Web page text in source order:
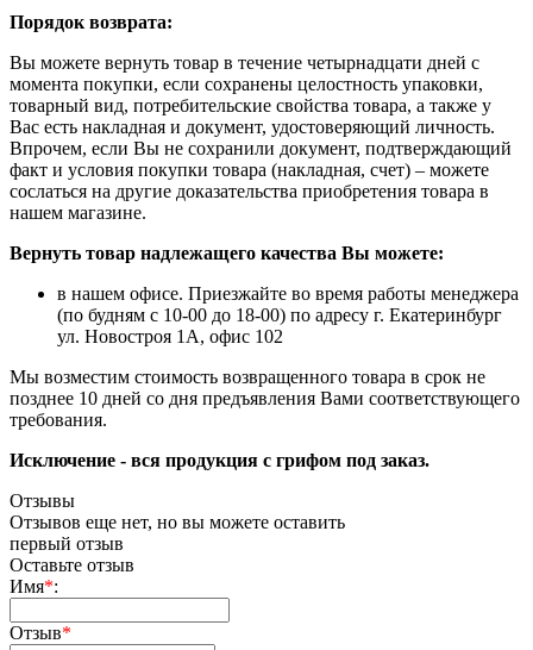
Порядок возврата:
Вы можете вернуть товар в течение четырнадцати дней с
момента покупки, если сохранены целостность упаковки,
товарный вид, потребительские свойства товара, а также у
Вас есть накладная и документ, удостоверяющий личность.
Впрочем, если Вы не сохранили документ, подтверждающий
факт и условия покупки товара (накладная, счет) – можете
сослаться на другие доказательства приобретения товара в
нашем магазине.
Вернуть товар надлежащего качества Вы можете:
в нашем офисе. Приезжайте во время работы менеджера
(по будням с 10-00 до 18-00) по адресу г. Екатеринбург
ул. Новостроя 1А, офис 102
Мы возместим стоимость возвращенного товара в срок не
позднее 10 дней со дня предъявления Вами соответствующего
требования.
Исключение - вся продукция с грифом под заказ.
Отзывы
Отзывов еще нет, но вы можете оставить
первый отзыв
Оставьте отзыв
Имя*:
Отзыв*